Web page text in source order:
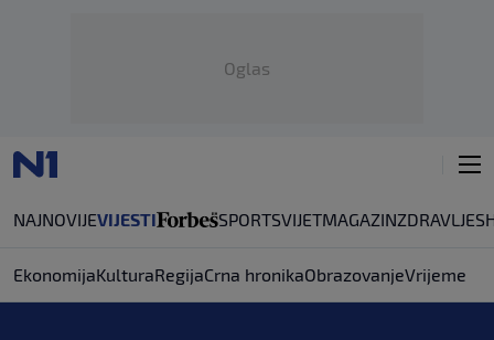
Oglas
NAJNOVIJEVIJESTI SPORTSVIJETMAGAZINZDRAVLJE
EkonomijaKulturaRegijaCrna hronikaObrazovanjeVrijeme